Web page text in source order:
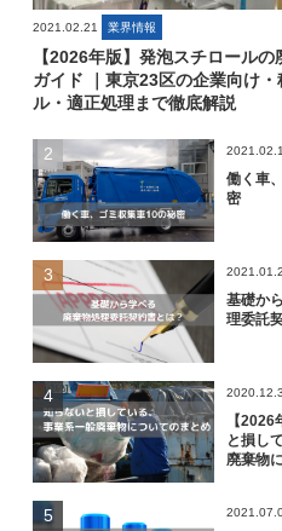
2021.02.21 業界情報
【2026年版】発泡スチロール
ガイド ｜東京23区の企業向け・
ル・適正処理まで徹底解説
働く車
密
基礎か
理委託
【
と損し
廃棄物